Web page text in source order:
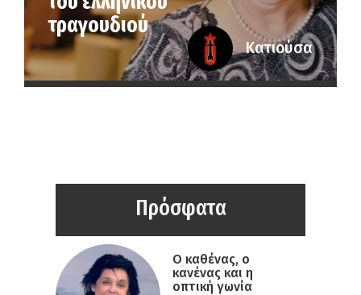
τραγουδιού
Κατιούσα
Πρόσφατα
Ο καθένας, ο
κανένας και η
οπτική γωνία